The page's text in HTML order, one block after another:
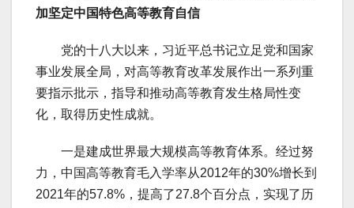
加坚定中国特色高等教育自信
党的十八大以来，习近平总书记立足党和国家
事业发展全局，对高等教育改革发展作出一系列重
要指示批示，指导和推动高等教育发生格局性变
化，取得历史性成就。
一是建成世界最大规模高等教育体系。经过努
力，中国高等教育毛入学率从2012年的30%增长到
2021年的57.8%，提高了27.8个百分点，实现了历